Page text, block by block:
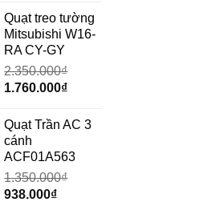
là:
2.820.000₫.
tại
là:
Quạt treo tường
Mitsubishi W16-
RA CY-GY
2.350.000₫
Giá
là:
2.350.000₫.
1.760.000₫Giá
tại
1.760.000₫.
Quạt Trần AC 3
cánh
ACF01A563
1.350.000₫
Giá
938.000₫Giá